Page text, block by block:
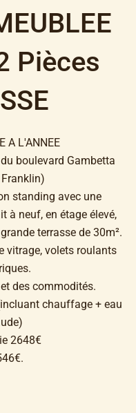
Pièces
A L'ANNEE
boulevard Gambetta
standing avec une
à neuf, en étage élevé,
terrasse de 30m².
vitrage, volets roulants
des commodités.
chauffage + eau
2648€